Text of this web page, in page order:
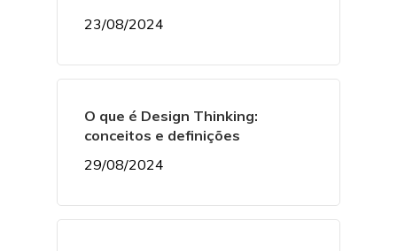
23/08/2024
O que é Design Thinking:
conceitos e definições
29/08/2024